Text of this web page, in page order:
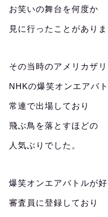
お笑いの舞台を何度か
見に行ったことがありま
その当時のアメリカザ
NHKの爆笑オンエアバ
常連で出場しており
飛ぶ鳥を落とすほどの
人気ぶりでした。
爆笑オンエアバトルが
審査員に登録しており